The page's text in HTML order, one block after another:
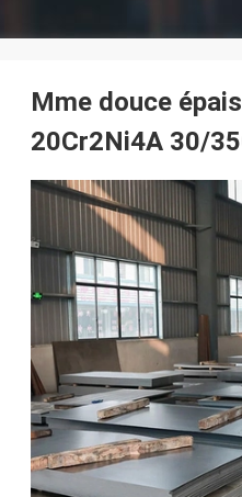
Mme douce
20Cr2Ni4A 30/